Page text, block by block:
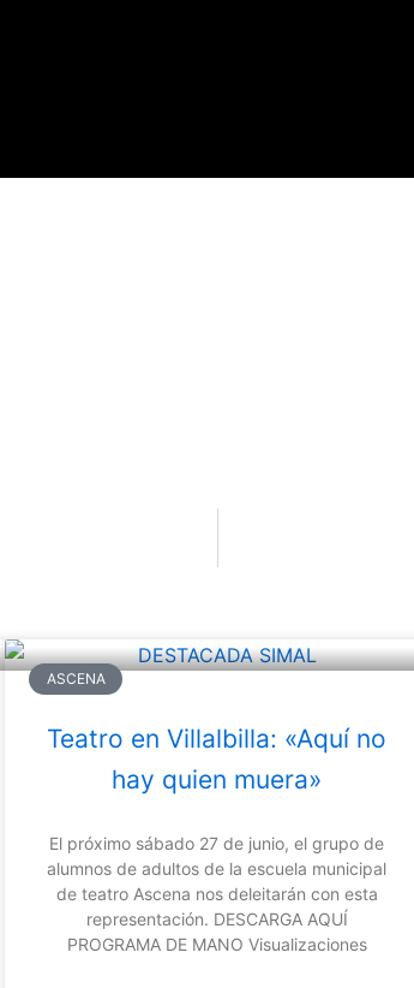
ASCENA
Teatro en Villalbilla: «Aquí no
hay quien muera»
El próximo sábado 27 de junio, el grupo de
alumnos de adultos de la escuela municipal
de teatro Ascena nos deleitarán con esta
representación. DESCARGA AQUÍ
PROGRAMA DE MANO Visualizaciones